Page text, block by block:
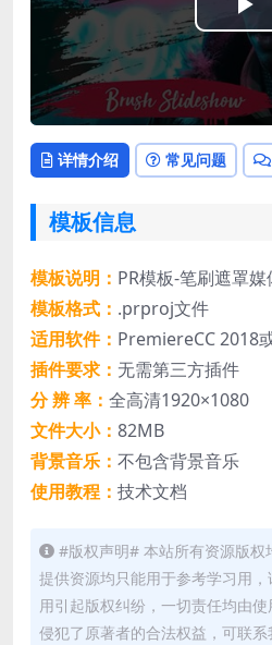
详情介绍 常见问题
模板信息
模板说明： PR模板-笔刷遮罩
模板格式： .prproj文件
适用软件： PremiereCC 2018
插件要求： 无需第三方插件
分 辨 率： 全高清1920×1080
文件大小： 82MB
背景音乐： 不包含背景音乐
使用教程： 技术文档
#版权声明# 本站所有资源版权
提供资源均只能用于参考学习用
用引起版权纠纷，一切责任均由
侵犯了原著者的合法权益，可联系